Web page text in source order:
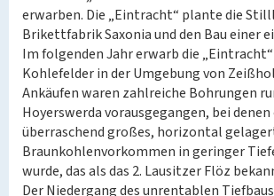
erwarben. Die „Eintracht“ plante die
Brikettfabrik Saxonia und den Bau einer
Im folgenden Jahr erwarb die
Kohlefelder in der Umgebung von
Ankäufen waren zahlreiche Bohrungen
Hoyerswerda vorausgegangen, bei denen
überraschend großes, horizontal
Braunkohlenvorkommen in geringer
wurde, das als das 2. Lausitzer Flöz
Der Niedergang des unrentablen